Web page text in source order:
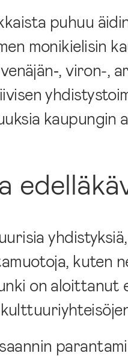
puhuu
monikielisin
viron-,
kaupungin
kuten
on aloittanut